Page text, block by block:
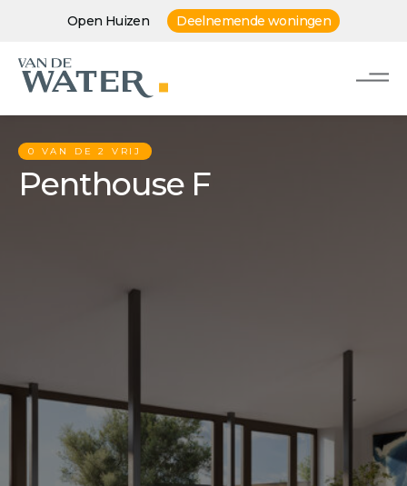
Open Huizen Deelnemende woningen
0 VAN DE 2 VRIJ
Penthouse F